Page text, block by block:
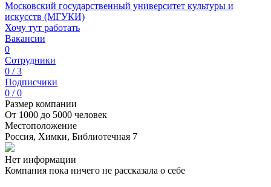
Московский государственный университет культуры и
искусств (МГУКИ)
Хочу тут работать
Вакансии
0
Сотрудники
0 / 3
Подписчики
0 / 0
Размер компании
От 1000 до 5000 человек
Местоположение
Россия, Химки, Библиотечная 7
Нет информации
Компания пока ничего не рассказала о себе